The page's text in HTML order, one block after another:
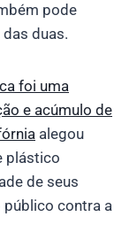
pode
duas.
foi uma
e acúmulo de
alegou
plástico
de seus
público contra a